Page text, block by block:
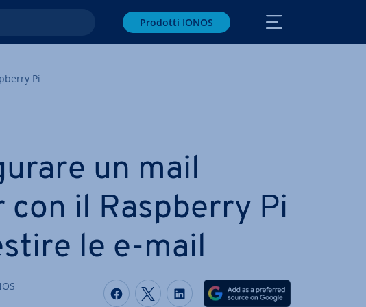
Prodotti IONOS
Pi
un mail
con il Raspberry Pi
le e-mail
Condividi via Facebook
Condividi via Twitter
Condividi via LinkedIN